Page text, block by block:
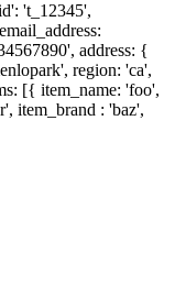
't_12345',
address: {
region: 'ca',
[{ item_name: 'foo',
item_brand : 'baz',